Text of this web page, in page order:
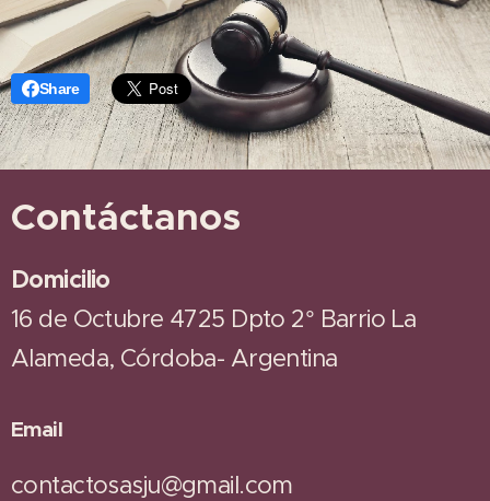
Share
Contáctanos
Domicilio
16 de Octubre 4725 Dpto 2° Barrio La
Alameda, Córdoba- Argentina
Email
contactosasju@gmail.com